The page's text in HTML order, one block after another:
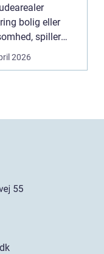
bolig eller
spiller
en helt
2026